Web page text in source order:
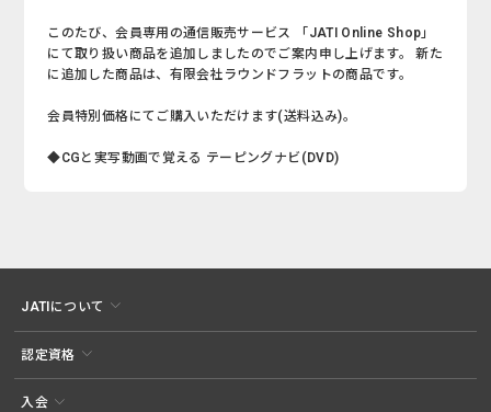
このたび、会員専用の通信販売サービス 「JATI Online Shop」
にて取り扱い商品を追加しましたのでご案内申し上げます。 新た
に追加した商品は、有限会社ラウンドフラットの商品です。
会員特別価格にてご購入いただけます(送料込み)。
◆CGと実写動画で覚える テーピングナビ(DVD)
JATIについて
認定資格
入会